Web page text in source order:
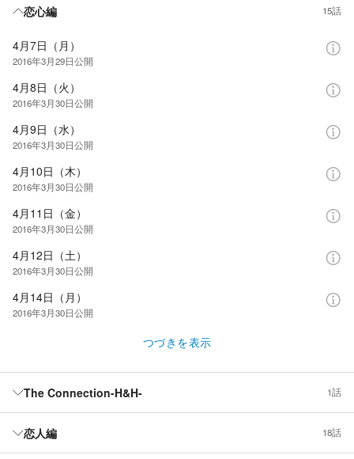
恋心編 15話
4月7日（月）
2016年3月29日公開
4月8日（火）
2016年3月30日公開
4月9日（水）
2016年3月30日公開
4月10日（木）
2016年3月30日公開
4月11日（金）
2016年3月30日公開
4月12日（土）
2016年3月30日公開
4月14日（月）
2016年3月30日公開
つづきを表示
The Connection-H&H- 1話
恋人編 18話